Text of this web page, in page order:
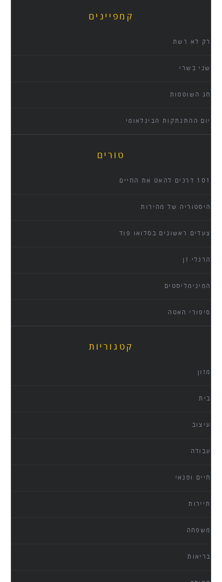
קמפיינים
רק לא רשת
שני בשרי
חג השוטטות
יום ההתנתקות הבינלאומי
טורים
101 דרכים להאט את החיים
היסטוריה של מהירות
צעדים ראשונים בסלואו פוד
הרגלי זן
המינימליסטים
סיפורי האטה
קטגוריות
מזון
בית
עיצוב
עבודה
חיים ופנאי
תיירות
משפחה
בריאות